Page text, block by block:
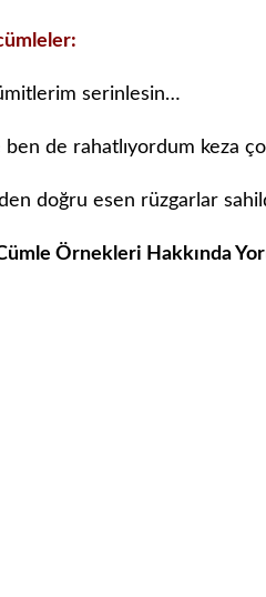
serinlesin…
de rahatlıyordum keza
doğru esen rüzgarlar
Örnekleri Hakkında